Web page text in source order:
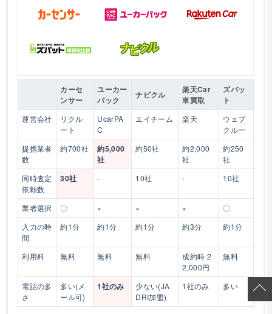
カーセ
ンサー
ユーカー
パック
ナビクル
楽天Car
車買取
ズバッ
ト
運営会社
リクル
ート
UcarPA
C
エイチーム 楽天
ウェブ
クルー
提携業者
数
約700社
約5,000
社
約50社
約2,000
社
約250
社
同時査定
依頼数
30社 - 10社 - 10社
業者選択 〇 × × ×
〇
入力の時
間
約1分 約1分 約1分 約3分 約1分
利用料 無料 無料 無料
成約時 2
2,000円
無料
電話の多
さ
多い(メ
ール可)
1社のみ
少ない(JA
DRI加盟)
1社のみ 多い